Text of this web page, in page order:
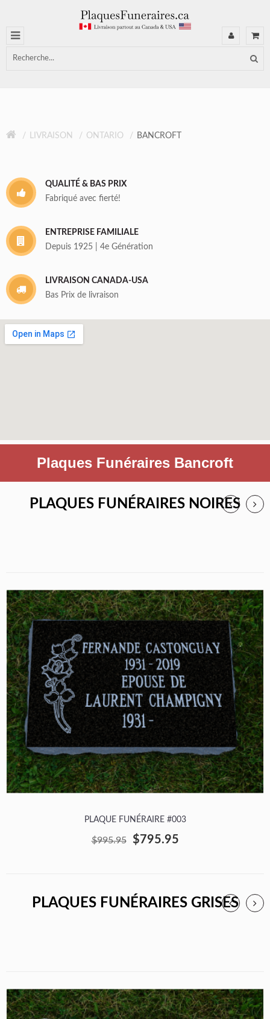
LIVRAISON ONTARIO BANCROFT
QUALITÉ & BAS PRIX
Fabriqué avec fierté!
ENTREPRISE FAMILIALE
Depuis 1925 | 4e Génération
LIVRAISON CANADA-USA
Bas Prix de livraison
Plaques Funéraires Bancroft
PLAQUES FUNÉRAIRES NOIRES
PLAQUE FUNÉRAIRE #003
$995.95 $795.95
PLAQUES FUNÉRAIRES GRISES